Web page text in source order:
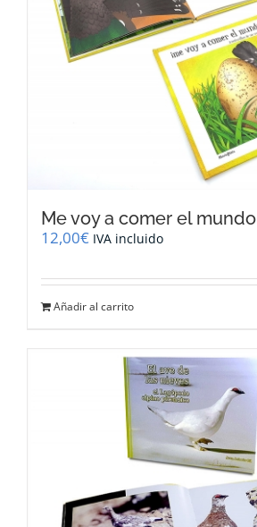
Me voy a comer el mundo
12,00€ IVA incluido
Añadir al carrito